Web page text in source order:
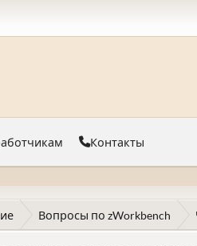
Контакты
Вопросы по zWorkbench